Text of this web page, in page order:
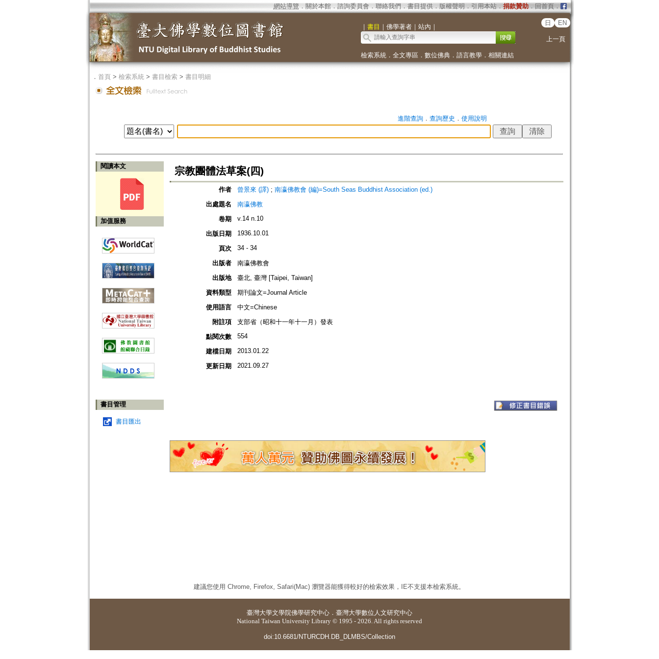
網站導覽 ． 關於本館． 諮詢委員會． 聯絡我們 ． 書目提供． 版權聲明 ． 引用本站． 捐款贊助．回首頁．
｜ 書目 ｜ 佛學著者｜ 站內 ｜
日 EN
上一頁
檢索系統． 全文專區 ． 數位佛典． 語言教學． 相關連結
． 首頁> 檢索系統> 書目檢索> 書目明細
進階查詢． 查詢歷史 ． 使用說明
閱讀本文
加值服務
書目管理
書目匯出
宗教團體法草案(四)
作者 曾景來 (譯); 南瀛佛教會 (編)=South Seas Buddhist Association (ed.)
出處題名
南瀛佛教
卷期
v.14 n.10
出版日期 1936.10.01
頁次 34 - 34
出版者
南瀛佛教會
出版地
臺北, 臺灣 [Taipei, Taiwan]
資料類型
期刊論文=Journal Article
使用語言
中文=Chinese
附註項
支部省（昭和十一年十一月）發表
點閱次數
554
建檔日期 2013.01.22
更新日期 2021.09.27
建議您使用 Chrome, Firefox, Safari(Mac) 瀏覽器能獲得較好的檢索效果，IE不支援本檢索系統。
臺灣大學文學院佛學研究中心 ． 臺灣大學數位人文研究中心
National Taiwan University Library © 1995 - 2026. All rights reserved
doi:10.6681/NTURCDH.DB_DLMBS/Collection